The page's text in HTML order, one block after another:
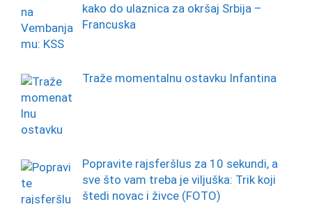
kako do ulaznica za okršaj Srbija –
Francuska
Traže momentalnu ostavku Infantina
Popravite rajsferšlus za 10 sekundi, a
sve što vam treba je viljuška: Trik koji
štedi novac i živce (FOTO)